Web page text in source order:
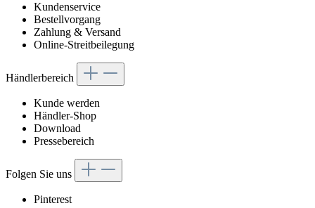
Kundenservice
Bestellvorgang
Zahlung & Versand
Online-Streitbeilegung
Händlerbereich
Kunde werden
Händler-Shop
Download
Pressebereich
Folgen Sie uns
Pinterest